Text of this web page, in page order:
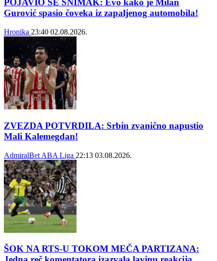
POJAVIO SE SNIMAK: Evo kako je Milan
Gurović spasio čoveka iz zapaljenog automobila!
Hronika 23:40 02.08.2026.
ZVEZDA POTVRDILA: Srbin zvanično napustio
Mali Kalemegdan!
AdmiralBet ABA Liga 22:13 03.08.2026.
ŠOK NA RTS-U TOKOM MEČA PARTIZANA: